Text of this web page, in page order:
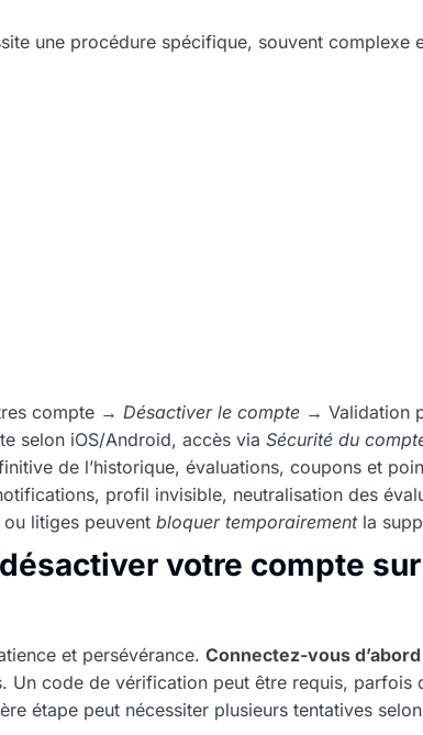
une procédure spécifique, souvent complexe
compte → Désactiver le compte → Validation
selon iOS/Android, accès via Sécurité du
de l’historique, évaluations, coupons et
profil invisible, neutralisation des
litiges peuvent bloquer temporairementla
votre compte
et persévérance. Connectez-vous d’abord
Un code de vérification peut être requis, parfois
étape peut nécessiter plusieurs tentatives